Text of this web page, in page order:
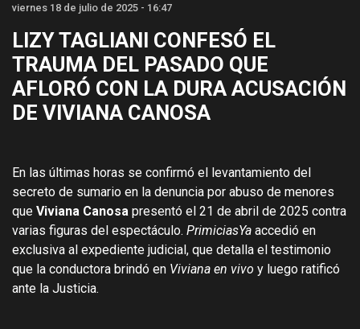
viernes 18 de julio de 2025 - 16:47
LIZY TAGLIANI CONFESÓ EL
TRAUMA DEL PASADO QUE
AFLORÓ CON LA DURA ACUSACIÓN
DE VIVIANA CANOSA
En las últimas horas se confirmó el levantamiento del
secreto de sumario en la denuncia por abuso de menores
que Viviana Canosa presentó el 21 de abril de 2025 contra
varias figuras del espectáculo. PrimiciasYa accedió en
exclusiva al expediente judicial, que detalla el testimonio
que la conductora brindó en Viviana en vivo y luego ratificó
ante la Justicia.